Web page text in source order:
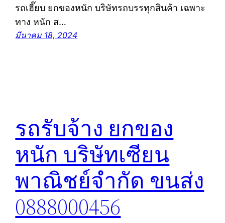
รถเฮี๊ยบ ยกของหนัก บริษัทรถบรรทุกสินค้า เฉพาะ
ทาง หนัก ส…
มีนาคม 18, 2024
รถรับจ้าง ยกของ
หนัก บริษัทเซียน
พาณิชย์จำกัด ขนส่ง
0888000456